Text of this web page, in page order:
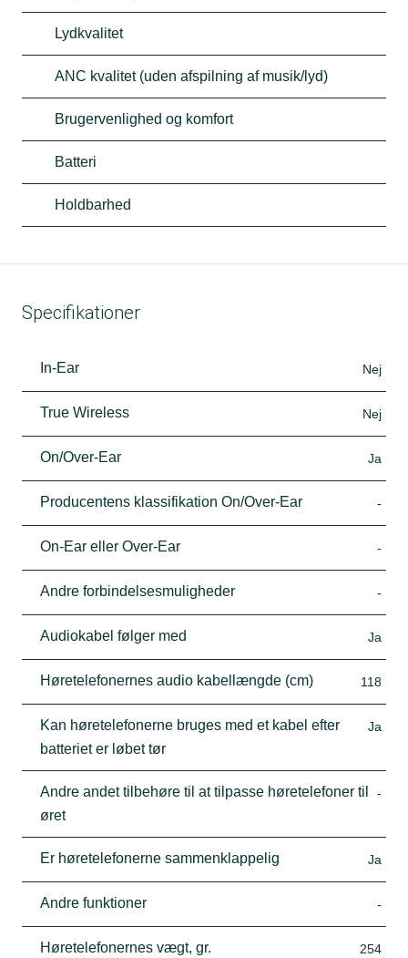
Lydkvalitet
ANC kvalitet (uden afspilning af musik/lyd)
Brugervenlighed og komfort
Batteri
Holdbarhed
Specifikationer
In-Ear Nej
True Wireless Nej
On/Over-Ear Ja
Producentens klassifikation On/Over-Ear -
On-Ear eller Over-Ear -
Andre forbindelsesmuligheder -
Audiokabel følger med Ja
Høretelefonernes audio kabellængde (cm) 118
Kan høretelefonerne bruges med et kabel efter
batteriet er løbet tør
Ja
Andre andet tilbehøre til at tilpasse høretelefoner til
øret
-
Er høretelefonerne sammenklappelig Ja
Andre funktioner -
Høretelefonernes vægt, gr. 254